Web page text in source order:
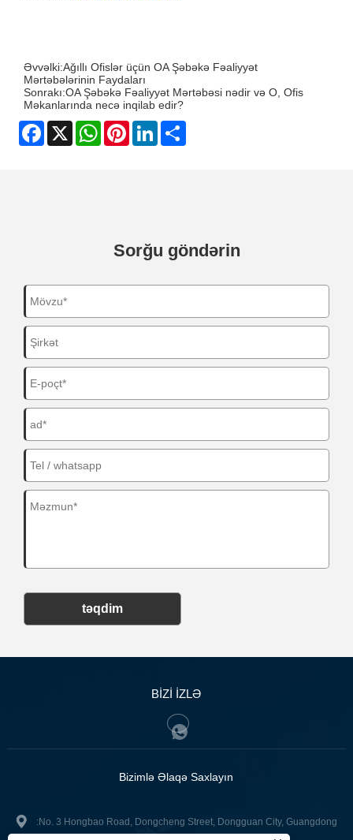
Əvvəlki:Ağıllı Ofislər üçün OA Şəbəkə Fəaliyyət
Mərtəbələrinin Faydaları
Sonrakı:OA Şəbəkə Fəaliyyət Mərtəbəsi nədir və O, Ofis
Məkanlarında necə inqilab edir?
Facebook
X WhatsAppPinterestLinkedIn
Sorğu göndərin
təqdim
BİZİ İZLƏ
Bizimlə Əlaqə Saxlayın
:No. 3 Hongbao Road, Dongcheng Street, Dongguan City, Guangdong